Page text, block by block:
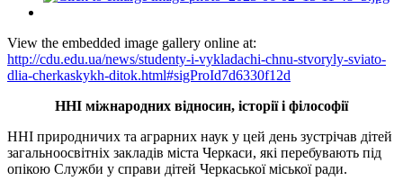
View the embedded image gallery online at:
http://cdu.edu.ua/news/studenty-i-vykladachi-chnu-stvoryly-sviato-
dlia-cherkaskykh-ditok.html#sigProId7d6330f12d
ННІ міжнародних відносин, історії і філософії
ННІ природничих та аграрних наук у цей день зустрічав дітей
загальноосвітніх закладів міста Черкаси, які перебувають під
опікою Служби у справи дітей Черкаської міської ради.